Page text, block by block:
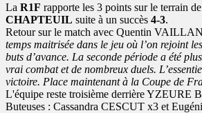
La R1F rapporte les 3 points sur le terrain de
CHAPTEUIL suite à un succès 4-3.
Retour sur le match avec Quentin
temps maitrisée dans le jeu où l’on rejoint
buts d’avance. La seconde période a été
vrai combat et de nombreux duels.
victoire. Place maintenant à la Coupe de
L'équipe reste troisième derrière YZEURE
Buteuses : Cassandra CESCUT x3 et